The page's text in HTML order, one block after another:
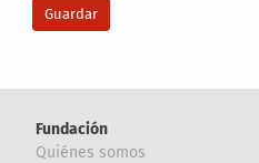
Fundación
Quiénes somos